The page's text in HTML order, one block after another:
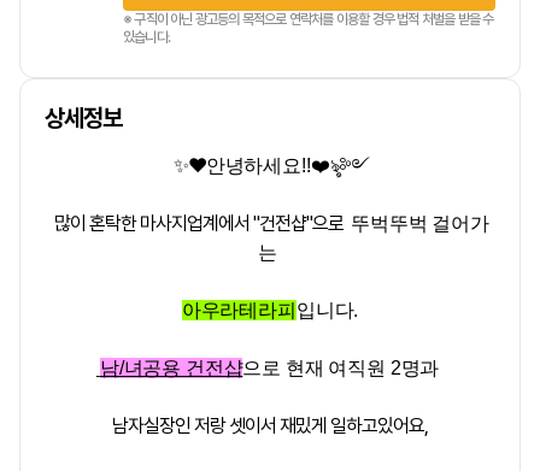
※ 구직이 아닌 광고등의 목적으로 연락처를 이용할 경우 법적 처벌을 받을 수
있습니다.
상세정보
✨❤️안녕하세요!!❤️ৡ༻
많이 혼탁한 마사지업계에서"건전샵"으로 뚜벅뚜벅 걸어가
는
아우라테라피 입니다.
남/녀공용 건전샵으로 현재 여직원 2명과
남자실장인 저랑 셋이서 재밌게 일하고있어요,